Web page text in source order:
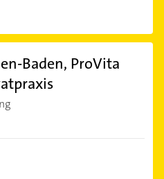
Baden, ProVita